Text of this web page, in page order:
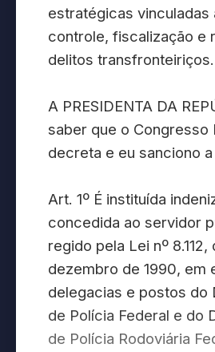
estratégicas vinculadas
controle, fiscalização e
delitos transfronteiriços.
A PRESIDENTA DA
saber que o Congresso
decreta e eu sanciono
Art. 1º É instituída
concedida ao servidor
regido pela Lei nº 8.112,
dezembro de 1990, em
delegacias e postos do
de Polícia Federal e do
de Polícia Rodoviária